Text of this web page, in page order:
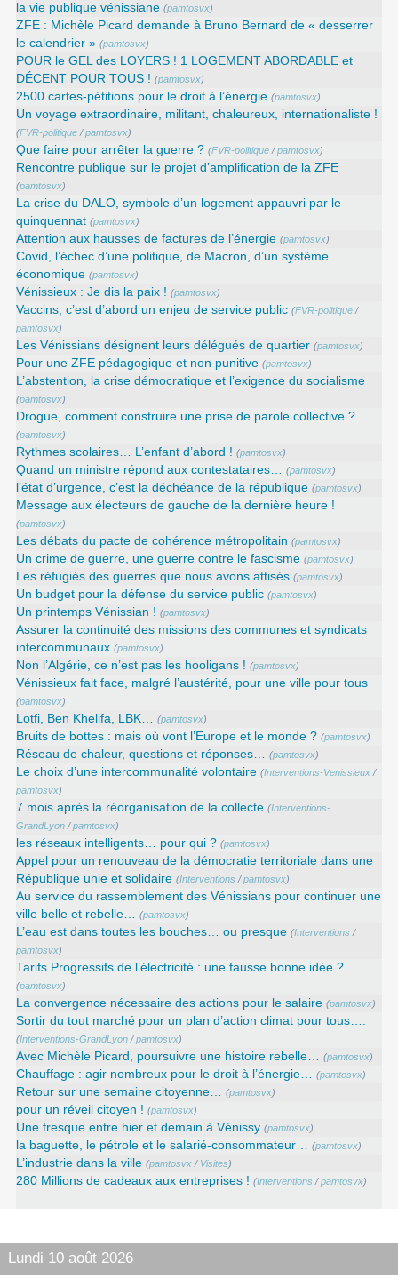
la vie publique vénissiane (pamtosvx)
ZFE : Michèle Picard demande à Bruno Bernard de « desserrer
le calendrier » (pamtosvx)
POUR le GEL des LOYERS ! 1 LOGEMENT ABORDABLE et
DÉCENT POUR TOUS ! (pamtosvx)
2500 cartes-pétitions pour le droit à l’énergie (pamtosvx)
Un voyage extraordinaire, militant, chaleureux, internationaliste !
(FVR-politique /pamtosvx)
Que faire pour arrêter la guerre ? (FVR-politique /pamtosvx)
Rencontre publique sur le projet d’amplification de la ZFE
(pamtosvx)
La crise du DALO, symbole d’un logement appauvri par le
quinquennat (pamtosvx)
Attention aux hausses de factures de l’énergie (pamtosvx)
Covid, l’échec d’une politique, de Macron, d’un système
économique (pamtosvx)
Vénissieux : Je dis la paix ! (pamtosvx)
Vaccins, c’est d’abord un enjeu de service public (FVR-politique /
pamtosvx)
Les Vénissians désignent leurs délégués de quartier (pamtosvx)
Pour une ZFE pédagogique et non punitive (pamtosvx)
L’abstention, la crise démocratique et l’exigence du socialisme
(pamtosvx)
Drogue, comment construire une prise de parole collective ?
(pamtosvx)
Rythmes scolaires… L’enfant d’abord ! (pamtosvx)
Quand un ministre répond aux contestataires… (pamtosvx)
l’état d’urgence, c’est la déchéance de la république (pamtosvx)
Message aux électeurs de gauche de la dernière heure !
(pamtosvx)
Les débats du pacte de cohérence métropolitain (pamtosvx)
Un crime de guerre, une guerre contre le fascisme (pamtosvx)
Les réfugiés des guerres que nous avons attisés (pamtosvx)
Un budget pour la défense du service public (pamtosvx)
Un printemps Vénissian ! (pamtosvx)
Assurer la continuité des missions des communes et syndicats
intercommunaux (pamtosvx)
Non l’Algérie, ce n’est pas les hooligans ! (pamtosvx)
Vénissieux fait face, malgré l’austérité, pour une ville pour tous
(pamtosvx)
Lotfi, Ben Khelifa, LBK… (pamtosvx)
Bruits de bottes : mais où vont l’Europe et le monde ? (pamtosvx)
Réseau de chaleur, questions et réponses… (pamtosvx)
Le choix d’une intercommunalité volontaire (Interventions-Venissieux /
pamtosvx)
7 mois après la réorganisation de la collecte (Interventions-
GrandLyon /pamtosvx)
les réseaux intelligents… pour qui ? (pamtosvx)
Appel pour un renouveau de la démocratie territoriale dans une
République unie et solidaire (Interventions /pamtosvx)
Au service du rassemblement des Vénissians pour continuer une
ville belle et rebelle… (pamtosvx)
L’eau est dans toutes les bouches… ou presque (Interventions /
pamtosvx)
Tarifs Progressifs de l’électricité : une fausse bonne idée ?
(pamtosvx)
La convergence nécessaire des actions pour le salaire (pamtosvx)
Sortir du tout marché pour un plan d’action climat pour tous….
(Interventions-GrandLyon /pamtosvx)
Avec Michèle Picard, poursuivre une histoire rebelle… (pamtosvx)
Chauffage : agir nombreux pour le droit à l’énergie… (pamtosvx)
Retour sur une semaine citoyenne… (pamtosvx)
pour un réveil citoyen ! (pamtosvx)
Une fresque entre hier et demain à Vénissy (pamtosvx)
la baguette, le pétrole et le salarié-consommateur… (pamtosvx)
L’industrie dans la ville (pamtosvx / Visites)
280 Millions de cadeaux aux entreprises ! (Interventions /pamtosvx)
Lundi 10 août 2026